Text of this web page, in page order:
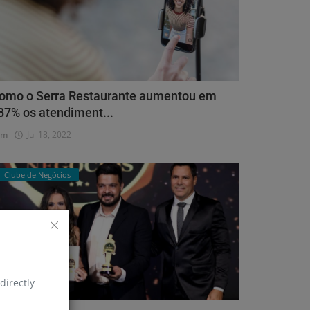
o Serra Restaurante aumentou em
os atendiment...
Jul 18, 2022
Clube de Negócios